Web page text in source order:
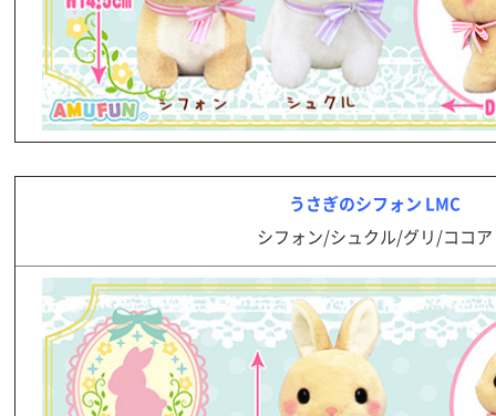
うさぎのシフォン LMC
シフォン/シュクル/グリ/ココア